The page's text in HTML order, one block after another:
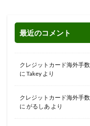
最近のコメント
クレジットカード海外手
に Takey より
クレジットカード海外手
に がるしあ より